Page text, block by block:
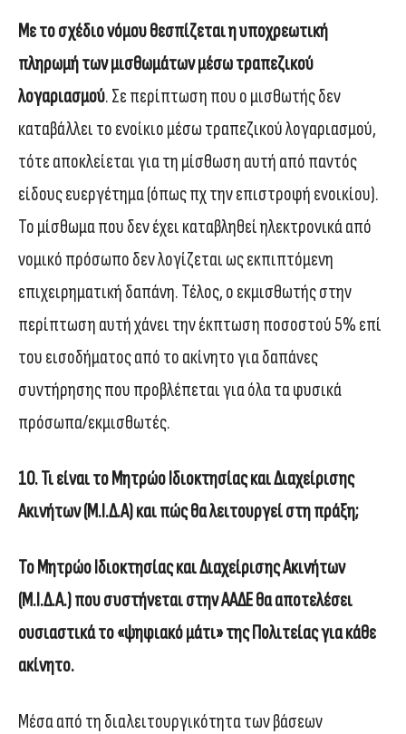
Με το σχέδιο νόμου θεσπίζεται η υποχρεωτική
πληρωμή των μισθωμάτων μέσω τραπεζικού
λογαριασμού. Σε περίπτωση που ο μισθωτής δεν
καταβάλλει το ενοίκιο μέσω τραπεζικού λογαριασμού,
τότε αποκλείεται για τη μίσθωση αυτή από παντός
είδους ευεργέτημα (όπως πχ την επιστροφή ενοικίου).
Το μίσθωμα που δεν έχει καταβληθεί ηλεκτρονικά από
νομικό πρόσωπο δεν λογίζεται ως εκπιπτόμενη
επιχειρηματική δαπάνη. Τέλος, ο εκμισθωτής στην
περίπτωση αυτή χάνει την έκπτωση ποσοστού 5% επί
του εισοδήματος από το ακίνητο για δαπάνες
συντήρησης που προβλέπεται για όλα τα φυσικά
πρόσωπα/εκμισθωτές.
10. Τι είναι το Μητρώο Ιδιοκτησίας και Διαχείρισης
Ακινήτων (Μ.Ι.Δ.Α) και πώς θα λειτουργεί στη πράξη;
Το Μητρώο Ιδιοκτησίας και Διαχείρισης Ακινήτων
(Μ.Ι.Δ.Α.) που συστήνεται στην ΑΑΔΕ θα αποτελέσει
ουσιαστικά το «ψηφιακό μάτι» της Πολιτείας για κάθε
ακίνητο.
Μέσα από τη διαλειτουργικότητα των βάσεων